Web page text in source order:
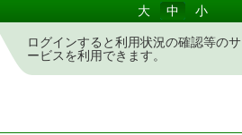
大 中 小
ログインすると利用状況の確認等のサ
ービスを利用できます。